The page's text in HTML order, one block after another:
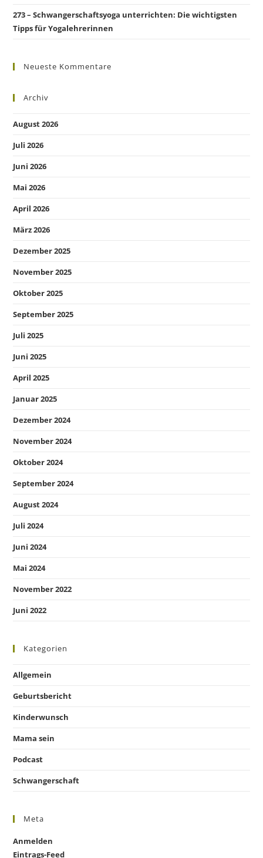
273 – Schwangerschaftsyoga unterrichten: Die wichtigsten
Tipps für Yogalehrerinnen
Neueste Kommentare
Archiv
August 2026
Juli 2026
Juni 2026
Mai 2026
April 2026
März 2026
Dezember 2025
November 2025
Oktober 2025
September 2025
Juli 2025
Juni 2025
April 2025
Januar 2025
Dezember 2024
November 2024
Oktober 2024
September 2024
August 2024
Juli 2024
Juni 2024
Mai 2024
November 2022
Juni 2022
Kategorien
Allgemein
Geburtsbericht
Kinderwunsch
Mama sein
Podcast
Schwangerschaft
Meta
Anmelden
Eintrags-Feed